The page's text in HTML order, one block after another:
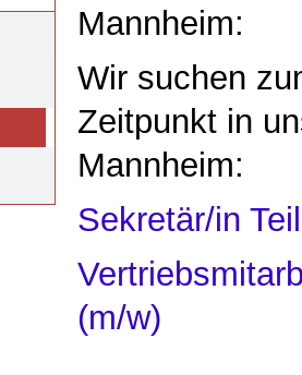
Mannheim:
Wir suchen
Zeitpunkt in
Mannheim:
Sekretär/in
(m/w)